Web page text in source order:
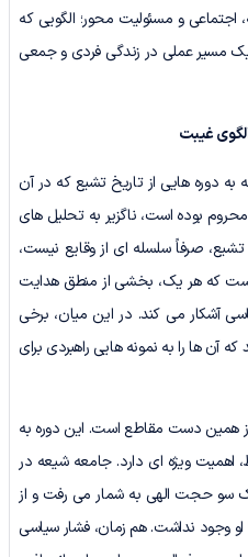
اجتماعی و مسئولیت محور؛ الگویی که
یک مسیر عملی در زندگی فردی و جمعی
غیبت
به دوره هایی از تاریخ تشیع که در آن
بوده است، ناگزیر به تحلیل های
تشیع، صرفاً سلسله ای از وقایع نیست،
است که هر یک، بخشی از منطق هدایت
آشکار می کند. در این میان، برخی
آن ها را به نمونه هایی راهبردی برای
از همین دست مقاطع است. این دوره به
اهمیت ویژه ای دارد. جامعه شیعه در
یک سو حجت الهی به شمار می رفت و از
او وجود نداشت. هم زمان، فشار سیاسی